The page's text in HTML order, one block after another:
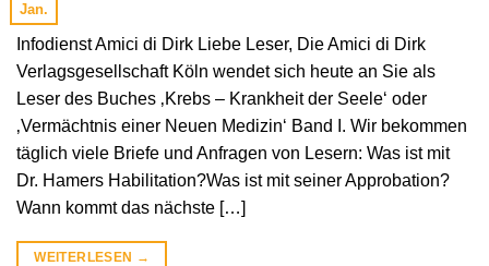
Jan.
Infodienst Amici di Dirk Liebe Leser, Die Amici di Dirk
Verlagsgesellschaft Köln wendet sich heute an Sie als
Leser des Buches ‚Krebs – Krankheit der Seele‘ oder
‚Vermächtnis einer Neuen Medizin‘ Band I. Wir bekommen
täglich viele Briefe und Anfragen von Lesern: Was ist mit
Dr. Hamers Habilitation?Was ist mit seiner Approbation?
Wann kommt das nächste […]
WEITERLESEN →